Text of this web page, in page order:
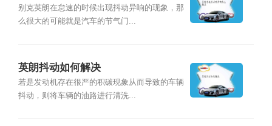
别克英朗在怠速的时候出现抖动异响的现象，那
么很大的可能就是汽车的节气门...
英朗抖动如何解决
若是发动机存在很严的积碳现象从而导致的车辆
抖动，则将车辆的油路进行清洗...